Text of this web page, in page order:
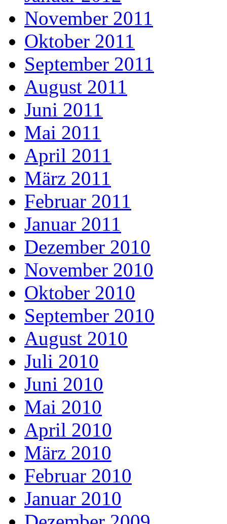
November 2011
Oktober 2011
September 2011
August 2011
Juni 2011
Mai 2011
April 2011
März 2011
Februar 2011
Januar 2011
Dezember 2010
November 2010
Oktober 2010
September 2010
August 2010
Juli 2010
Juni 2010
Mai 2010
April 2010
März 2010
Februar 2010
Januar 2010